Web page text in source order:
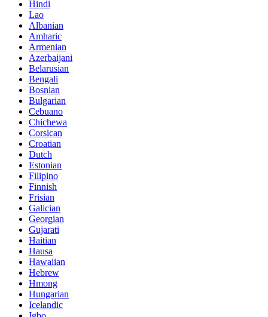
Hindi
Lao
Albanian
Amharic
Armenian
Azerbaijani
Belarusian
Bengali
Bosnian
Bulgarian
Cebuano
Chichewa
Corsican
Croatian
Dutch
Estonian
Filipino
Finnish
Frisian
Galician
Georgian
Gujarati
Haitian
Hausa
Hawaiian
Hebrew
Hmong
Hungarian
Icelandic